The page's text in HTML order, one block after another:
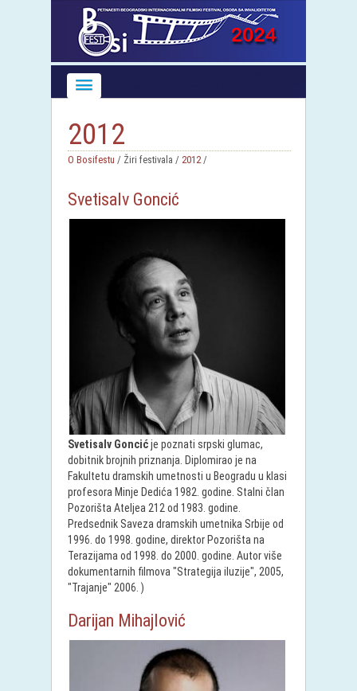
2012
O Bosifestu / Žiri festivala / 2012/
Svetisalv Goncić
Svetisalv Goncićje poznati srpski glumac,
dobitnik brojnih priznanja. Diplomirao je na
Fakultetu dramskih umetnosti u Beogradu u klasi
profesora Minje Dedića 1982. godine. Stalni član
Pozorišta Ateljea 212 od 1983. godine.
Predsednik Saveza dramskih umetnika Srbije od
1996. do 1998. godine, direktor Pozorišta na
Terazijama od 1998. do 2000. godine. Autor više
dokumentarnih filmova "Strategija iluzije", 2005,
"Trajanje" 2006. )
Darijan Mihajlović